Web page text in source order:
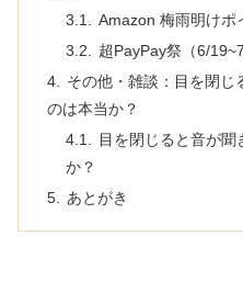
Amazon 梅雨明けポ
超PayPay祭（6/
その他・雑談：目を閉じ
のは本当か？
目を閉じると音が聞
か？
あとがき